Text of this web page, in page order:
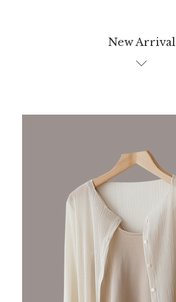
New Arrival